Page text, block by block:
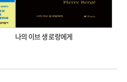
나의 이브 생 로랑에게